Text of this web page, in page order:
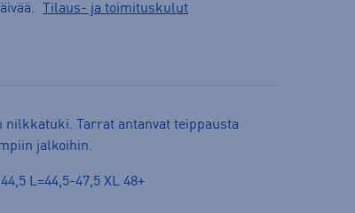
Tilaus- ja toimituskulut
Tarrat antanvat teippausta
jalkoihin.
L=44,5-47,5 XL 48+